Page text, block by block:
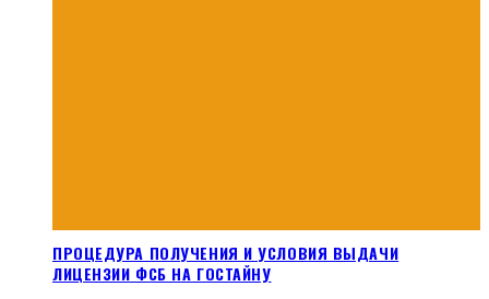
ПРОЦЕДУРА ПОЛУЧЕНИЯ И УСЛОВИЯ ВЫДАЧИ
ЛИЦЕНЗИИ ФСБ НА ГОСТАЙНУ